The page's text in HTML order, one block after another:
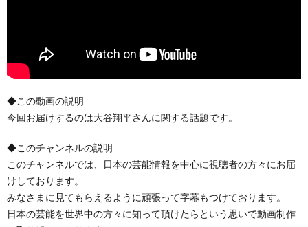
◆この動画の説明
今回お届けするのは大谷翔平さんに関する話題です。
◆このチャンネルの説明
このチャンネルでは、日本の芸能情報を中心に視聴者の方々にお届
けしております。
みなさまに見てもらえるように頑張って字幕もつけております。
日本の芸能を世界中の方々に知って頂けたらという思いで動画制作